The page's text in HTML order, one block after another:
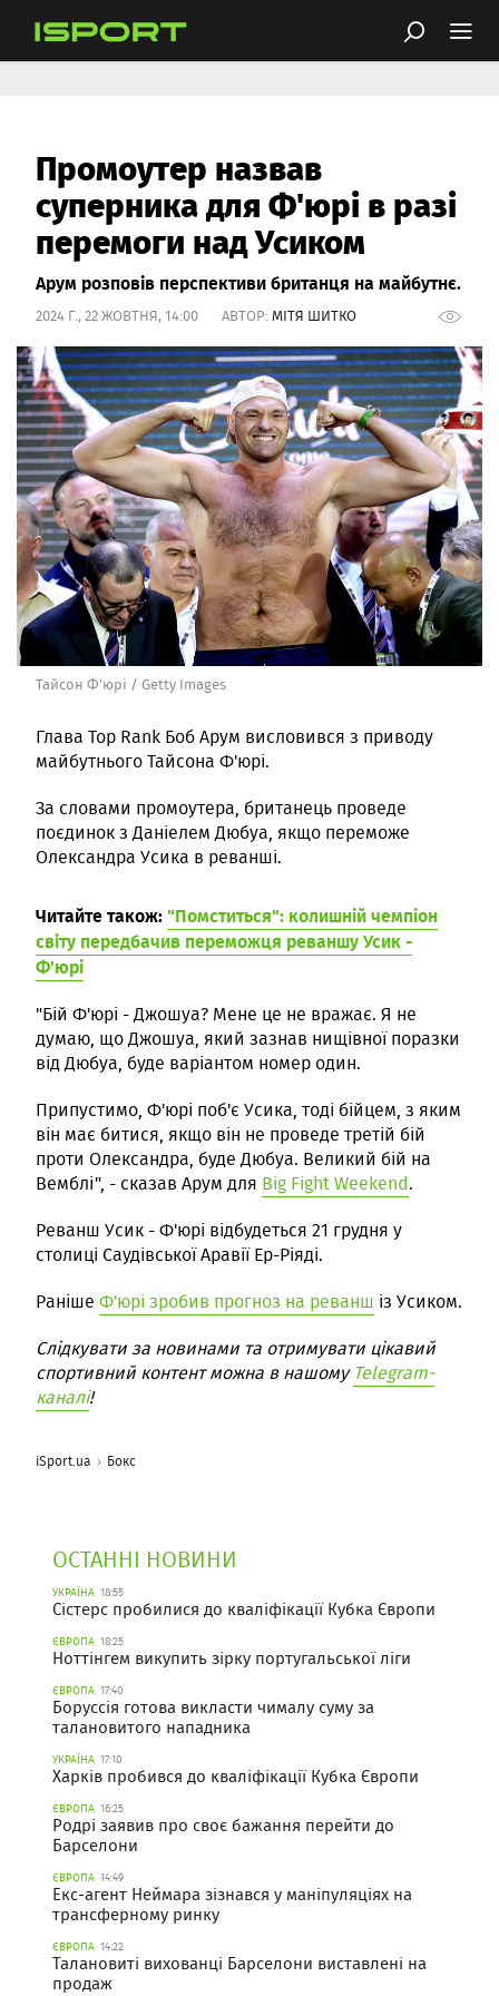
Промоутер назвав
суперника для Ф'юрі в разі
перемоги над Усиком
Арум розповів перспективи британця на майбутнє.
2024 Г., 22 ЖОВТНЯ, 14:00 АВТОР: МІТЯ ШИТКО
Тайсон Ф'юрі / Getty Images
Глава Top Rank Боб Арум висловився з приводу
майбутнього Тайсона Ф'юрі.
За словами промоутера, британець проведе
поєдинок з Даніелем Дюбуа, якщо переможе
Олександра Усика в реванші.
Читайте також:"Помститься": колишній чемпіон
світу передбачив переможця реваншу Усик -
Ф'юрі
"Бій Ф'юрі - Джошуа? Мене це не вражає. Я не
думаю, що Джошуа, який зазнав нищівної поразки
від Дюбуа, буде варіантом номер один.
Припустимо, Ф'юрі поб'є Усика, тоді бійцем, з яким
він має битися, якщо він не проведе третій бій
проти Олександра, буде Дюбуа. Великий бій на
Вемблі", - сказав Арум для Big Fight Weekend.
Реванш Усик - Ф'юрі відбудеться 21 грудня у
столиці Саудівської Аравії Ер-Ріяді.
Раніше Ф'юрі зробив прогноз на реванш із Усиком.
Слідкувати за новинами та отримувати цікавий
спортивний контент можна в нашомуTelegram-
каналі!
iSport.ua Бокс
ОСТАННІ НОВИНИ
УКРАЇНА 18:55
Сістерс пробилися до кваліфікації Кубка Європи
ЄВРОПА 18:25
Ноттінгем викупить зірку португальської ліги
ЄВРОПА 17:40
Боруссія готова викласти чималу суму за
талановитого нападника
УКРАЇНА 17:10
Харків пробився до кваліфікації Кубка Європи
ЄВРОПА 16:25
Родрі заявив про своє бажання перейти до
Барселони
ЄВРОПА 14:49
Екс-агент Неймара зізнався у маніпуляціях на
трансферному ринку
ЄВРОПА 14:22
Талановиті вихованці Барселони виставлені на
продаж